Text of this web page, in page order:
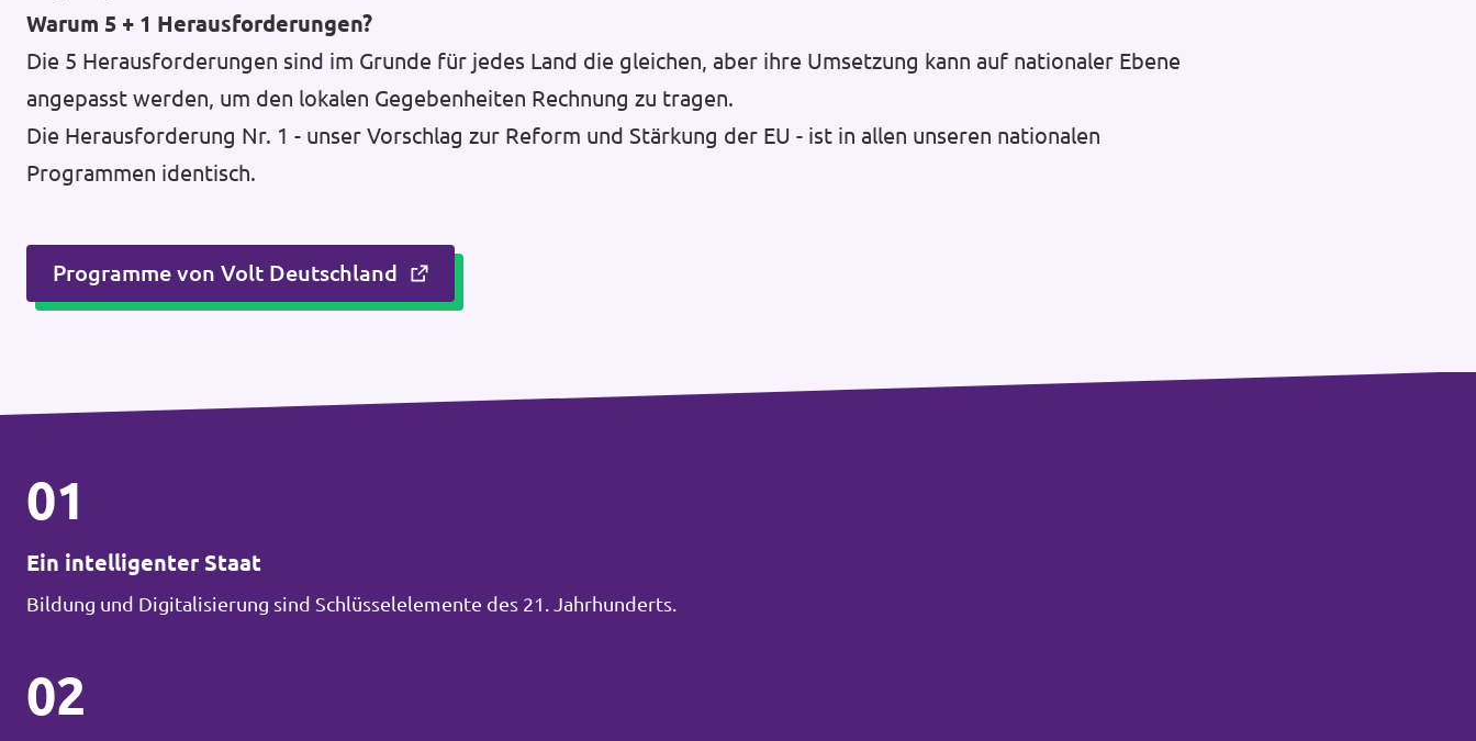
Warum 5 + 1 Herausforderungen?
Die 5 Herausforderungen sind im Grunde für jedes Land die gleichen, aber ihre Umsetzung kann auf nationaler Ebene
angepasst werden, um den lokalen Gegebenheiten Rechnung zu tragen.
Die Herausforderung Nr. 1 - unser Vorschlag zur Reform und Stärkung der EU - ist in allen unseren nationalen
Programmen identisch.
Programme von Volt Deutschland
01
Ein intelligenter Staat
Bildung und Digitalisierung sind Schlüsselelemente des 21. Jahrhunderts.
02